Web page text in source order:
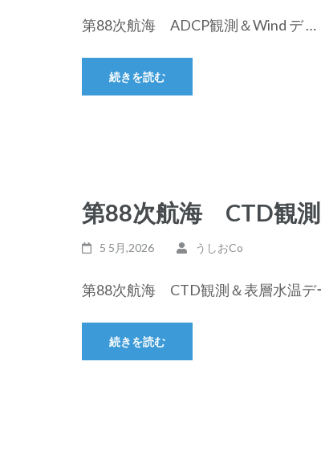
第88次航海 ADCP観測＆Wind デ …
続きを読む
第88次航海 CTD観測
5 5月,2026 うしおCo
第88次航海 CTD観測＆表層水温デ
続きを読む